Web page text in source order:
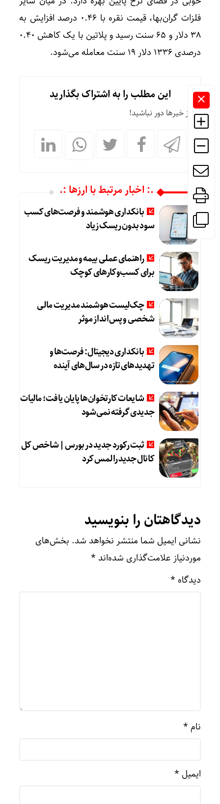
فلزات گران‌بها، قیمت نقره با ۰.۴۶ درصد افزایش به
۳۸ دلار و ۶۵ سنت رسید و پلاتین با یک کاهش ۰.۴۰
درصدی ۱۳۳۶ دلار ۱۹ سنت معامله می‌شود.
این مطلب را به اشتراک بگذارید
از خبرها دور نباشید!
.: اخبار مرتبط با ارزها :.
بانکداری هوشمند و فرصت‌های کسب
سود بدون ریسک زیاد
راهنمای عملی بیمه و مدیریت ریسک
برای کسب‌وکارهای کوچک
چک‌لیست هوشمند مدیریت مالی
شخصی و پس‌انداز موثر
بانکداری دیجیتال: فرصت‌ها و
تهدیدهای تازه در سال‌های آینده
شایعات کارتخوان‌ها پایان یافت؛ مالیات
جدیدی گرفته نمی‌شود
ثبت رکورد جدید در بورس | شاخص کل
کانال جدید را لمس کرد
دیدگاهتان را بنویسید
نشانی ایمیل شما منتشر نخواهد شد. بخش‌های
موردنیاز علامت‌گذاری شده‌اند *
دیدگاه *
نام *
ایمیل *